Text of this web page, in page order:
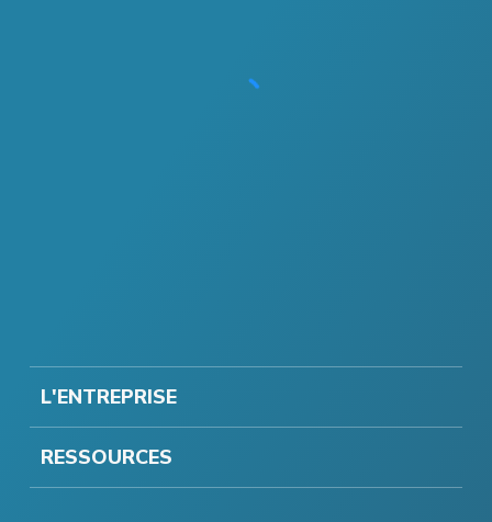
L'ENTREPRISE
RESSOURCES